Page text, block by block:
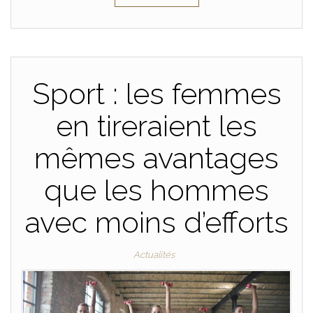
Sport : les femmes
en tireraient les
mêmes avantages
que les hommes
avec moins d’efforts
Actualités